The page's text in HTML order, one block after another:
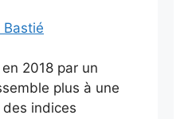
Bastié
2018 par un
plus à une
indices